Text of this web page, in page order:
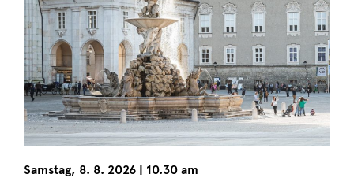
Samstag, 8. 8. 2026 | 10.30 am